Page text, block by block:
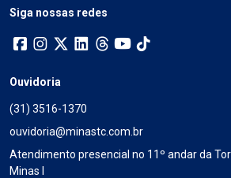
Siga nossas redes
Ouvidoria
(31) 3516-1370
ouvidoria@minastc.com.br
Atendimento presencial no 11º andar da
Minas I